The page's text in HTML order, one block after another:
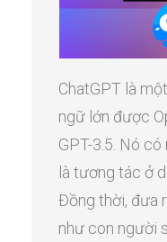
ChatGPT là
ngữ lớn được
GPT-3.5. Nó
là tương tác ở
Đồng thời, đưa
như con người